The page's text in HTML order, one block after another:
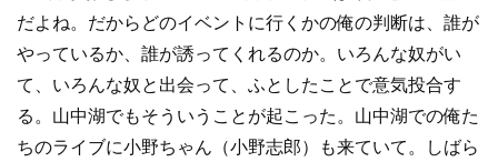
だよね。だからどのイベントに行くかの俺の判断は、誰が
やっているか、誰が誘ってくれるのか。いろんな奴がい
て、いろんな奴と出会って、ふとしたことで意気投合す
る。山中湖でもそういうことが起こった。山中湖での俺た
ちのライブに小野ちゃん（小野志郎）も来ていて。しばら